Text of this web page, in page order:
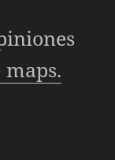
maps.